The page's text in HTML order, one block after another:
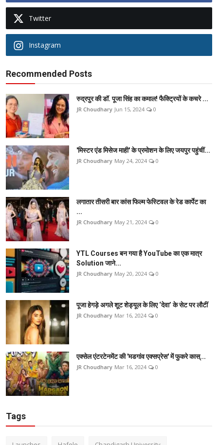
Twitter
Instagram
Recommended Posts
रुद्रपुर की डॉ. पूजा सिंह का कमाल! फैक्ट्रियों के कचरे ...
JR Choudhary Jun 15, 2024 0
'मिस्टर एंड मिसेज माही' के प्रमोशन के लिए जयपुर पहुंचीं...
JR Choudhary May 24, 2024 0
लगातार तीसरी बार कांस फिल्म फेस्टिवल के रेड कार्पेट का
...
JR Choudhary May 21, 2024 0
YTL Courses बन गया है YouTube का एक मात्र
Solution जाने...
JR Choudhary May 20, 2024 0
पूजा हेगड़े अगले शूट शेड्यूल के लिए ‘देवा’ के सेट पर लौटीं
JR Choudhary Mar 16, 2024 0
एक्सेल एंटरटेनमेंट की 'मडगांव एक्सप्रेस' में फुकरे कास्...
JR Choudhary Mar 16, 2024 0
Tags